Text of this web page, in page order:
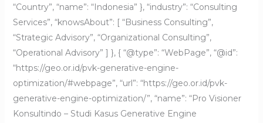
“Country”, “name”: “Indonesia” }, “industry”: “Consulting
Services”, “knowsAbout”: [ “Business Consulting”,
“Strategic Advisory”, “Organizational Consulting”,
“Operational Advisory” ] }, { “@type”: “WebPage”, “@id”:
“https://geo.or.id/pvk-generative-engine-
optimization/#webpage”, “url”: “https://geo.or.id/pvk-
generative-engine-optimization/”, “name”: “Pro Visioner
Konsultindo – Studi Kasus Generative Engine